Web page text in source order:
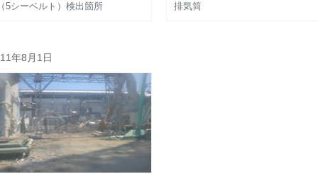
5シーベルト）検出箇所 排気筒
年8月1日